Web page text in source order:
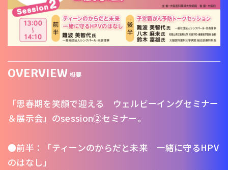
OVERVIEW 概要
「思春期を笑顔で迎える ウェルビーイングセミナー
＆展示会」のsession②セミナー。
●前半：「ティーンのからだと未来 一緒に守るHPV
のはなし」